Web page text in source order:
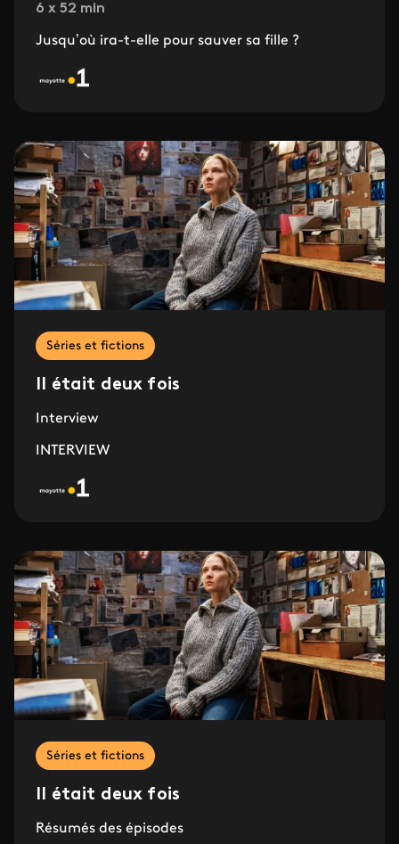
6 x 52 min
Jusqu’où ira-t-elle pour sauver sa fille ?
Séries et fictions
Il était deux fois
Interview
INTERVIEW
Séries et fictions
Il était deux fois
Résumés des épisodes